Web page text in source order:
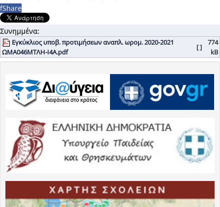
fShare
Συνημμένα:
Εγκύκλιος υποβ. προτιμήσεων αναπλ. ωρομ. 2020-2021
ΩΜΑ046ΜΤΛΗ-Ι4Α.pdf
[ ]
774
kB